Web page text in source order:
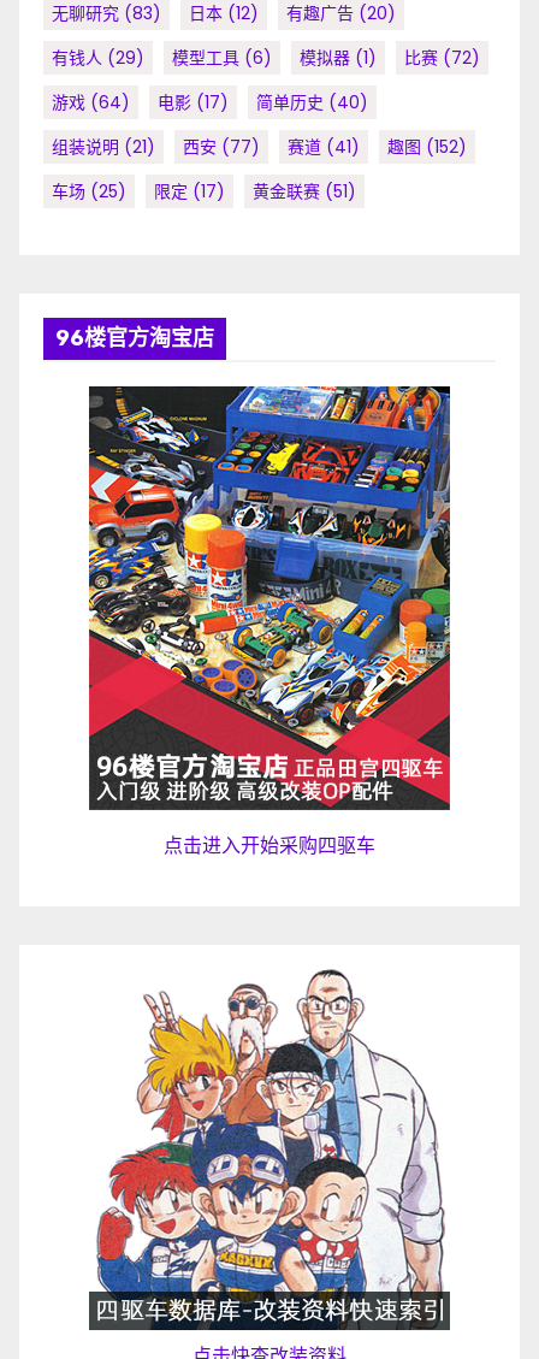
无聊研究 (83) 日本 (12) 有趣广告 (20)
有钱人 (29) 模型工具 (6) 模拟器 (1) 比赛 (72)
游戏 (64) 电影 (17) 简单历史 (40)
组装说明 (21) 西安 (77) 赛道 (41) 趣图 (152)
车场 (25) 限定 (17) 黄金联赛 (51)
96楼官方淘宝店
点击进入开始采购四驱车